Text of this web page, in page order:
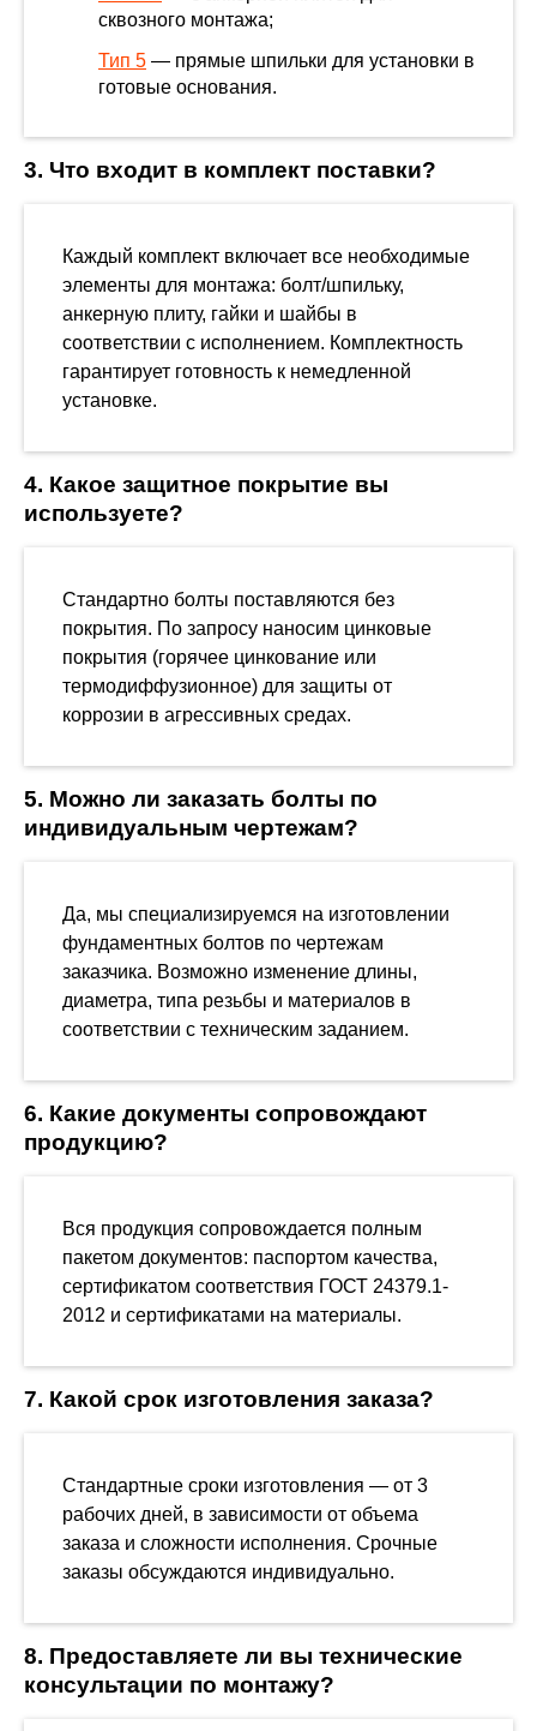
сквозного монтажа;
Тип 5 — прямые шпильки для установки в
готовые основания.
3. Что входит в комплект поставки?
Каждый комплект включает все необходимые
элементы для монтажа: болт/шпильку,
анкерную плиту, гайки и шайбы в
соответствии с исполнением. Комплектность
гарантирует готовность к немедленной
установке.
4. Какое защитное покрытие вы
используете?
Стандартно болты поставляются без
покрытия. По запросу наносим цинковые
покрытия (горячее цинкование или
термодиффузионное) для защиты от
коррозии в агрессивных средах.
5. Можно ли заказать болты по
индивидуальным чертежам?
Да, мы специализируемся на изготовлении
фундаментных болтов по чертежам
заказчика. Возможно изменение длины,
диаметра, типа резьбы и материалов в
соответствии с техническим заданием.
6. Какие документы сопровождают
продукцию?
Вся продукция сопровождается полным
пакетом документов: паспортом качества,
сертификатом соответствия ГОСТ 24379.1-
2012 и сертификатами на материалы.
7. Какой срок изготовления заказа?
Стандартные сроки изготовления — от 3
рабочих дней, в зависимости от объема
заказа и сложности исполнения. Срочные
заказы обсуждаются индивидуально.
8. Предоставляете ли вы технические
консультации по монтажу?